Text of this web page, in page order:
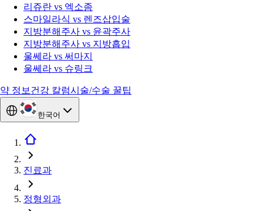
리쥬란 vs 엑소좀
스마일라식 vs 렌즈삽입술
지방분해주사 vs 윤곽주사
지방분해주사 vs 지방흡입
울쎄라 vs 써마지
울쎄라 vs 슈링크
약 정보 건강 칼럼시술/수술 꿀팁
한국어
진료과
정형외과